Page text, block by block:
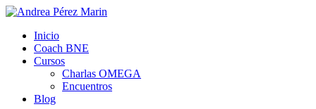
Inicio
Coach BNE
Cursos
Charlas OMEGA
Encuentros
Blog